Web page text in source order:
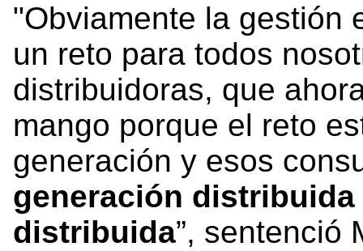
"Obviamente la gestión
un reto para todos
distribuidoras, que
mango porque el reto
generación y esos
generación
distribuida”, sentenció